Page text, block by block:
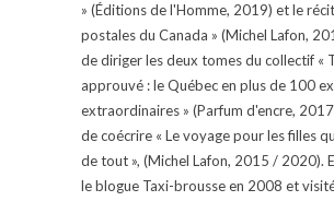
» (Éditions de l'Homme, 2019) et le
postales du Canada » (Michel Lafon,
de diriger les deux tomes du collectif «
approuvé : le Québec en plus de 100
extraordinaires » (Parfum d'encre,
de coécrire « Le voyage pour les filles
de tout », (Michel Lafon, 2015 / 2020).
le blogue Taxi-brousse en 2008 et